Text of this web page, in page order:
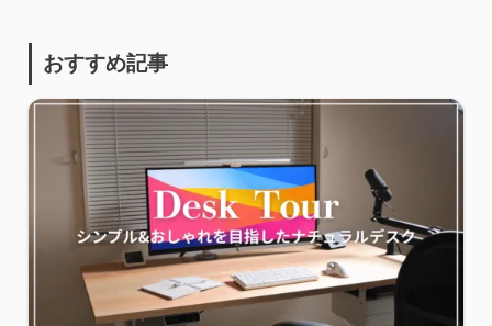
おすすめ記事